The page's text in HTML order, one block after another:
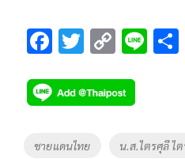
F
e
b
o
T
tt
er
C
p
y
Li
Li
Tags
ชายแดนไทย น.ส.ไตรศุลี ไ